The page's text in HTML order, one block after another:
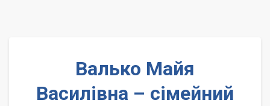
Валько Майя
Василівна – сімейний